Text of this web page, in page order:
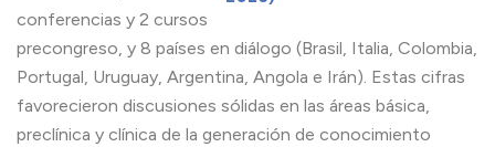
conferencias y 2 cursos
precongreso, y 8 países en diálogo (Brasil, Italia, Colombia,
Portugal, Uruguay, Argentina, Angola e Irán). Estas cifras
favorecieron discusiones sólidas en las áreas básica,
preclínica y clínica de la generación de conocimiento